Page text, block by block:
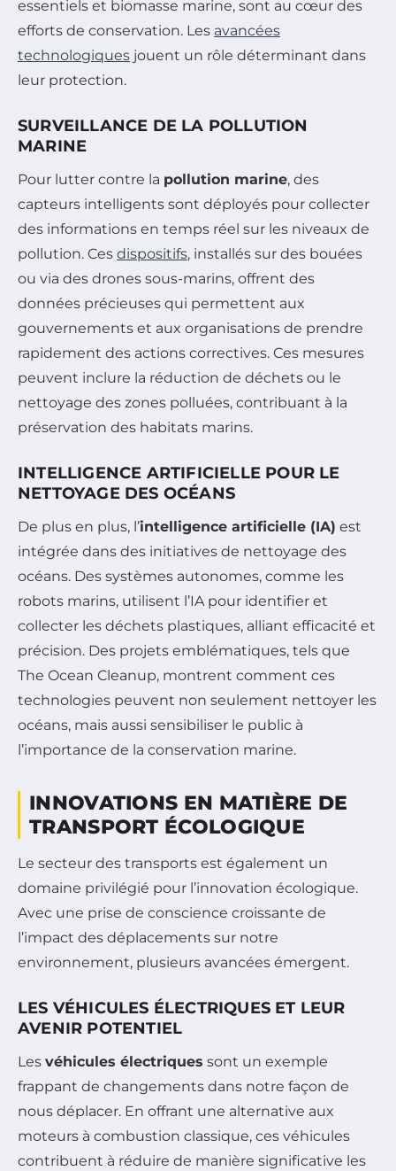
essentiels et biomasse marine, sont au cœur des
efforts de conservation. Les avancées
technologiques jouent un rôle déterminant dans
leur protection.
SURVEILLANCE DE LA POLLUTION
MARINE
Pour lutter contre la pollution marine, des
capteurs intelligents sont déployés pour collecter
des informations en temps réel sur les niveaux de
pollution. Ces dispositifs, installés sur des bouées
ou via des drones sous-marins, offrent des
données précieuses qui permettent aux
gouvernements et aux organisations de prendre
rapidement des actions correctives. Ces mesures
peuvent inclure la réduction de déchets ou le
nettoyage des zones polluées, contribuant à la
préservation des habitats marins.
INTELLIGENCE ARTIFICIELLE POUR LE
NETTOYAGE DES OCÉANS
De plus en plus, l’intelligence artificielle (IA) est
intégrée dans des initiatives de nettoyage des
océans. Des systèmes autonomes, comme les
robots marins, utilisent l’IA pour identifier et
collecter les déchets plastiques, alliant efficacité et
précision. Des projets emblématiques, tels que
The Ocean Cleanup, montrent comment ces
technologies peuvent non seulement nettoyer les
océans, mais aussi sensibiliser le public à
l’importance de la conservation marine.
INNOVATIONS EN MATIÈRE DE
TRANSPORT ÉCOLOGIQUE
Le secteur des transports est également un
domaine privilégié pour l’innovation écologique.
Avec une prise de conscience croissante de
l’impact des déplacements sur notre
environnement, plusieurs avancées émergent.
LES VÉHICULES ÉLECTRIQUES ET LEUR
AVENIR POTENTIEL
Les véhicules électriques sont un exemple
frappant de changements dans notre façon de
nous déplacer. En offrant une alternative aux
moteurs à combustion classique, ces véhicules
contribuent à réduire de manière significative les